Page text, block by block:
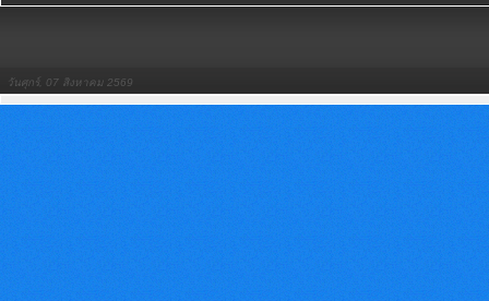
วันศุกร์, 07 สิงหาคม 2569